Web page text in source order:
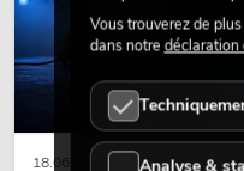
18.06.2026
Vous trouverez de
dans notre déclaration
Analyse &